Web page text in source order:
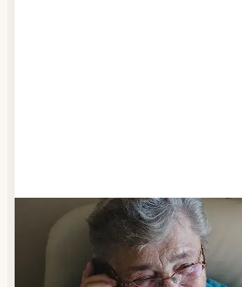
Schritt 3
Bestellen & liefern lassen